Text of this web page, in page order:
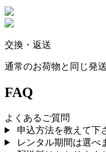
交換・返送
通常のお荷物と同じ発
FAQ
よくあるご質問
申込方法を教えて下
レンタル期間は選べ